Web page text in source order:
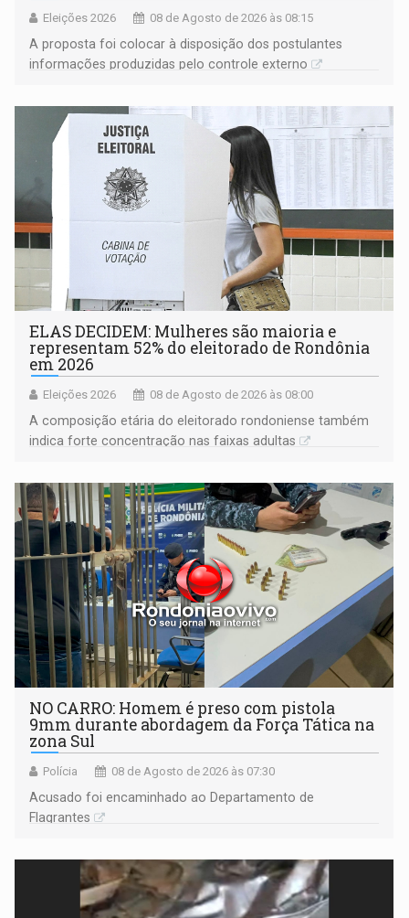
Eleições 2026 08 de Agosto de 2026 às 08:15
A proposta foi colocar à disposição dos postulantes
informações produzidas pelo controle externo
ELAS DECIDEM: Mulheres são maioria e
representam 52% do eleitorado de Rondônia
em 2026
Eleições 2026 08 de Agosto de 2026 às 08:00
A composição etária do eleitorado rondoniense também
indica forte concentração nas faixas adultas
NO CARRO: Homem é preso com pistola
9mm durante abordagem da Força Tática na
zona Sul
Polícia 08 de Agosto de 2026 às 07:30
Acusado foi encaminhado ao Departamento de
Flagrantes